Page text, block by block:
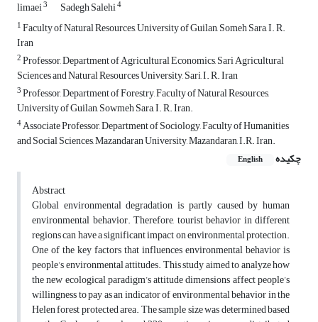
limaei3 Sadegh Salehi4
1Faculty of Natural Resources, University of Guilan, Someh Sara, I. R.
Iran
2Professor, Department of Agricultural Economics, Sari Agricultural
Sciences and Natural Resources University, Sari, I. R. Iran
3Professor, Department of Forestry, Faculty of Natural Resources,
University of Guilan, Sowmeh Sara, I. R. Iran.
4Associate Professor, Department of Sociology, Faculty of Humanities
and Social Sciences, Mazandaran University, Mazandaran, I.R. Iran.
چکیده
English
Abstract
Global environmental degradation is partly caused by human
environmental behavior. Therefore, tourist behavior in different
regions can have a significant impact on environmental protection.
One of the key factors that influences environmental behavior is
people’s environmental attitudes. This study aimed to analyze how
the new ecological paradigm’s attitude dimensions affect people’s
willingness to pay as an indicator of environmental behavior in the
Helen forest protected area. The sample size was determined based